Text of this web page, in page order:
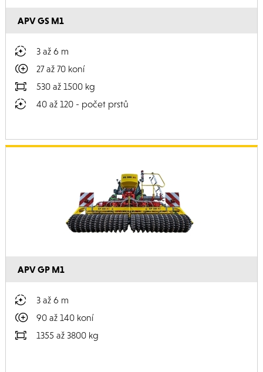
APV GS M1
3 až 6 m
27 až 70 koní
530 až 1500 kg
40 až 120 - počet prstů
APV GP M1
3 až 6 m
90 až 140 koní
1355 až 3800 kg